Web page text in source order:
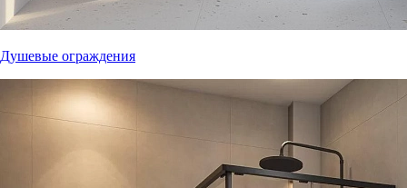
Душевые ограждения